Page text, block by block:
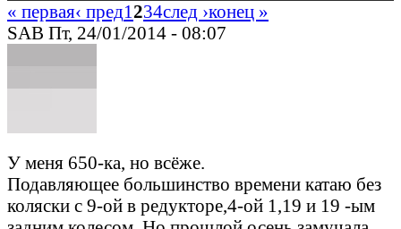
« первая‹ пред1234след ›конец »
SAB Пт, 24/01/2014 - 08:07
У меня 650-ка, но всёже.
Подавляющее большинство времени катаю без
коляски с 9-ой в редукторе,4-ой 1,19 и 19 -ым